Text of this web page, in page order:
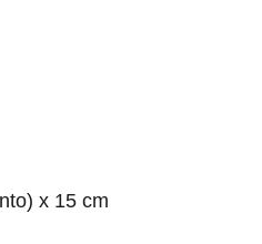
x 15 cm